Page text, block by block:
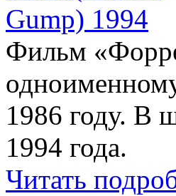
Фильм
1986 году. В
1994 года.
Читать